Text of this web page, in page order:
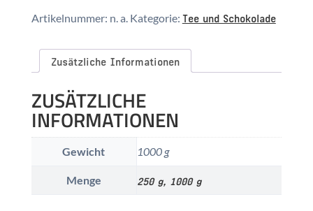
Menge
Artikelnummer: n. a. Kategorie: Tee und Schokolade
Zusätzliche Informationen
ZUSÄTZLICHE
INFORMATIONEN
Gewicht 1000 g
Menge 250 g, 1000 g